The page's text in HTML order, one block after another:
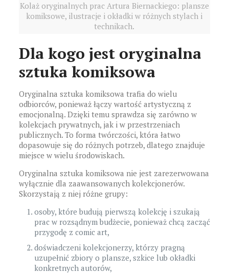
Kolaż oryginalnych prac Artura Biernackiego: plansze
komiksowe, ilustracje i okładki w różnych stylach i
technikach.
Dla kogo jest oryginalna
sztuka komiksowa
Oryginalna sztuka komiksowa trafia do wielu
odbiorców, ponieważ łączy wartość artystyczną z
emocjonalną. Dzięki temu sprawdza się zarówno w
kolekcjach prywatnych, jak i w przestrzeniach
publicznych. To forma twórczości, która łatwo
dopasowuje się do różnych potrzeb, dlatego znajduje
miejsce w wielu środowiskach.
Oryginalna sztuka komiksowa nie jest zarezerwowana
wyłącznie dla zaawansowanych kolekcjonerów.
Skorzystają z niej różne grupy:
osoby, które budują pierwszą kolekcję i szukają
prac w rozsądnym budżecie, ponieważ chcą zacząć
przygodę z comic art,
doświadczeni kolekcjonerzy, którzy pragną
uzupełnić zbiory o plansze, szkice lub okładki
konkretnych autorów,